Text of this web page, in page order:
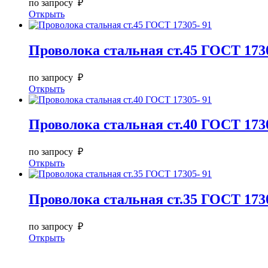
по запросу ₽
Открыть
Проволока стальная ст.45 ГОСТ
по запросу ₽
Открыть
Проволока стальная ст.40 ГОСТ
по запросу ₽
Открыть
Проволока стальная ст.35 ГОСТ
по запросу ₽
Открыть